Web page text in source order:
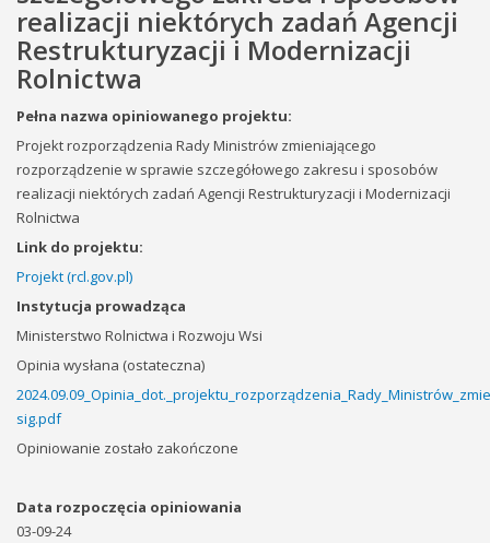
realizacji niektórych zadań Agencji
Restrukturyzacji i Modernizacji
Rolnictwa
Pełna nazwa opiniowanego projektu:
Projekt rozporządzenia Rady Ministrów zmieniającego
rozporządzenie w sprawie szczegółowego zakresu i sposobów
realizacji niektórych zadań Agencji Restrukturyzacji i Modernizacji
Rolnictwa
Link do projektu:
Projekt (rcl.gov.pl)
Instytucja prowadząca
Ministerstwo Rolnictwa i Rozwoju Wsi
Opinia wysłana (ostateczna)
sig.pdf
Opiniowanie zostało zakończone
Data rozpoczęcia opiniowania
03-09-24